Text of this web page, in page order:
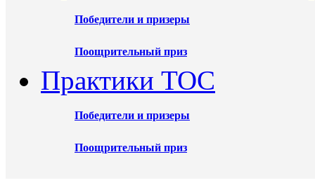
Победители и призеры
Поощрительный приз
Практики ТОС
Победители и призеры
Поощрительный приз